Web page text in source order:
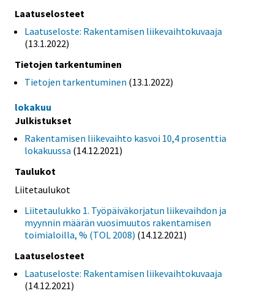
Laatuselosteet
Laatuseloste: Rakentamisen liikevaihtokuvaaja
(13.1.2022)
Tietojen tarkentuminen
Tietojen tarkentuminen (13.1.2022)
lokakuu
Julkistukset
Rakentamisen liikevaihto kasvoi 10,4 prosenttia
lokakuussa (14.12.2021)
Taulukot
Liitetaulukot
Liitetaulukko 1. Työpäiväkorjatun liikevaihdon ja
myynnin määrän vuosimuutos rakentamisen
toimialoilla, % (TOL 2008) (14.12.2021)
Laatuselosteet
Laatuseloste: Rakentamisen liikevaihtokuvaaja
(14.12.2021)